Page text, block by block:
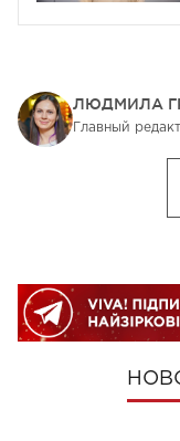
ЛЮДМИЛА
Главный